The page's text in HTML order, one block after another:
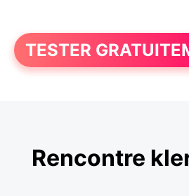
TESTER
Rencontre